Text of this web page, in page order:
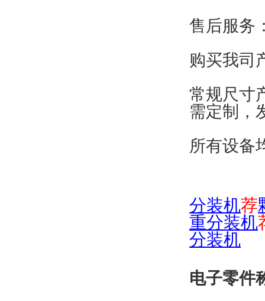
售后服务
购买我司
常规尺寸
需定制，
所有设备
分装机荐
重分装机
分装机
电子零件